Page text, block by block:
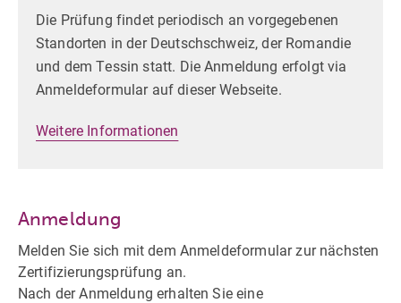
Die Prüfung findet periodisch an vorgegebenen
Standorten in der Deutschschweiz, der Romandie
und dem Tessin statt. Die Anmeldung erfolgt via
Anmeldeformular auf dieser Webseite.
Weitere Informationen
Anmeldung
Melden Sie sich mit dem Anmeldeformular zur nächsten
Zertifizierungsprüfung an.
Nach der Anmeldung erhalten Sie eine